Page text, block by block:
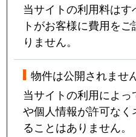
当サイトの利用料は
トがお客様に費用を
りません。
物件は公開されませ
当サイトの利用によ
や個人情報が許可な
ることはありません。